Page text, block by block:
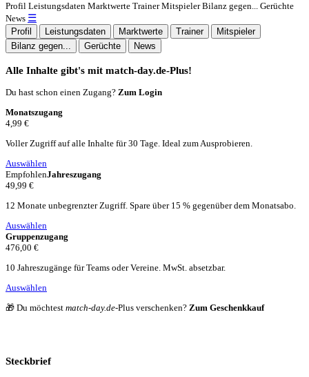
Profil Leistungsdaten Marktwerte Trainer Mitspieler Bilanz gegen... Gerüchte
News ☰
Profil Leistungsdaten Marktwerte Trainer
Mitspieler
Bilanz gegen...
Gerüchte News
Alle Inhalte gibt's mit match-day.de-Plus!
Du hast schon einen Zugang? Zum Login
Monatszugang
4,99 €
Voller Zugriff auf alle Inhalte für 30 Tage. Ideal zum Ausprobieren.
Auswählen
EmpfohlenJahreszugang
49,99 €
12 Monate unbegrenzter Zugriff. Spare über 15 % gegenüber dem Monatsabo.
Auswählen
Gruppenzugang
476,00 €
10 Jahreszugänge für Teams oder Vereine. MwSt. absetzbar.
Auswählen
🎁 Du möchtest match-day.de-Plus verschenken? Zum Geschenkkauf
Steckbrief